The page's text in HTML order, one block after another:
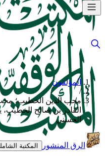
المؤلفون
/
محب الدين الخطيب؛ محب
القادر بن صالح الخطيب،
الحسني
الرق المنشور المكتبة